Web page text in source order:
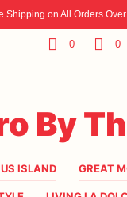
Shipping on All Orders
0 0
By
ISLAND GREAT